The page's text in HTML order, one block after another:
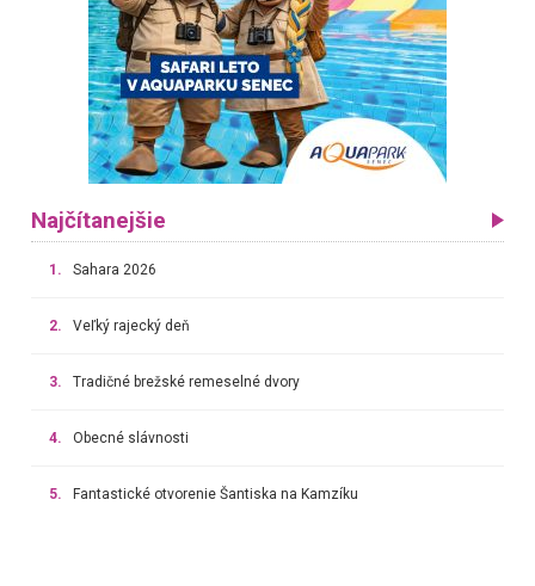
Najčítanejšie
1. Sahara 2026
2. Veľký rajecký deň
3. Tradičné brežské remeselné dvory
4. Obecné slávnosti
5. Fantastické otvorenie Šantiska na Kamzíku